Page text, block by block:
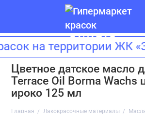
на территории ЖК
Цветное датское масло
Terrace Oil Borma Wachs
ироко 125 мл
Главная Лакокрасочные материалы